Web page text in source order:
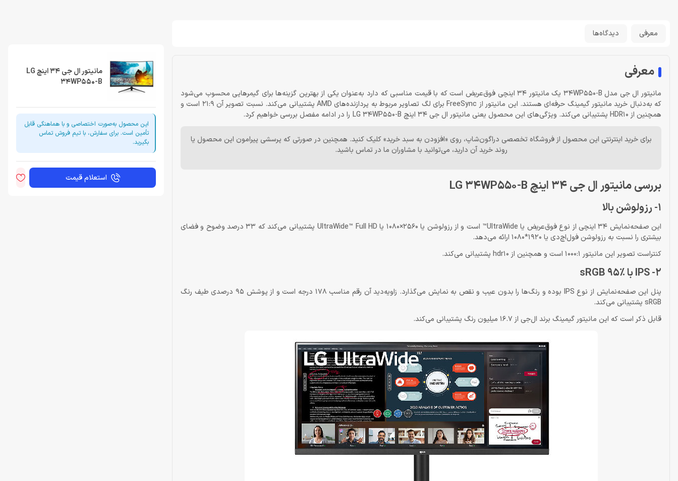
معرفی دیدگاه‌ها
معرفی
مانیتور ال جی مدل 34WP550-B یک مانیتور 34 اینچی فوق‌عریض است که با قیمت مناسبی که دارد به‌عنوان یکی از بهترین گزینه‌ها برای گیمرهایی محسوب می‌شود
که به‌دنبال خرید مانیتور گیمینگ حرفه‌ای هستند. این مانیتور از FreeSync برای لگ تصاویر مربوط به پردازنده‌های AMD پشتیبانی می‌کند. نسبت تصویر آن 21:9 است و
همچنین از HDR10 پشتیبانی می‌کند. ویژگی‌های این محصول یعنی مانیتور ال جی 34 اینچ LG 34WP550-B را در ادامه مفصل بررسی خواهیم کرد.
برای خرید اینترنتی این محصول از فروشگاه تخصصی دراگون‌شاپ، روی «افزودن به سبد خرید» کلیک کنید. همچنین در صورتی که پرسشی پیرامون این محصول یا
روند خرید آن دارید، می‌توانید با مشاوران ما در تماس باشید.
بررسی مانیتور ال جی 34 اینچ LG 34WP550-B
1- رزولوشن بالا
این صفحه‌نمایش 34 اینچی از نوع فوق‌عریض یا UltraWide™ است و از رزولوشن یا 2560×1080 یا UltraWide™ Full HD پشتیبانی می‌کند که 33 درصد وضوح و فضای
بیشتری را نسبت به رزولوشن فول‌اچ‌دی یا 1920*1080 ارائه می‌دهد.
کنتراست تصویر این مانیتور 1000:1 است و همچنین از hdr10 پشتیبانی می‌کند.
2- IPS با sRGB 95٪
پنل این صفحه‌نمایش از نوع IPS بوده و رنگ‌ها را بدون عیب و نقص به نمایش می‌گذارد. زاویه‌دید آن رقم مناسب 178 درجه است و از پوشش 95 درصدی طیف رنگ
sRGB پشتیبانی می‌کند.
قابل ذکر است که این مانیتور گیمینگ برند ال‌جی از 16.7 میلیون رنگ پشتیبانی می‌کند.
مانیتور ال جی 34 اینچ LG
34WP550-B
این محصول به‌صورت اختصاصی و با هماهنگی قابل
تأمین است. برای سفارش، با تیم فروش تماس
بگیرید.
استعلام قیمت